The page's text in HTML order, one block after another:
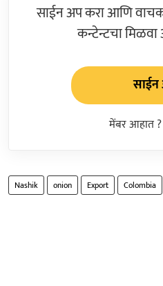
साईन अप करा आणि
कन्टेन्टचा
मेंबर आहात
Nashik onion Export Colombia